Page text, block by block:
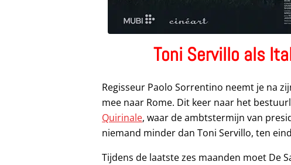
Toni Servillo als
Regisseur Paolo Sorrentino neemt je na
mee naar Rome. Dit keer naar het
Quirinale, waar de ambtstermijn van
niemand minder dan Toni Servillo, ten
Tijdens de laatste zes maanden moet De